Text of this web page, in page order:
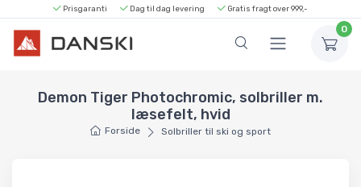
Prisgaranti Dag til dag levering Gratis fragt over 999,-
0
Demon Tiger Photochromic, solbriller m.
læsefelt, hvid
Forside Solbriller til ski og sport